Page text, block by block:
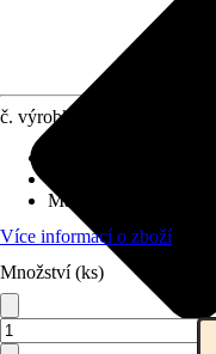
č. výrobku
Materiál
Více informací o zboží
Množství (ks)